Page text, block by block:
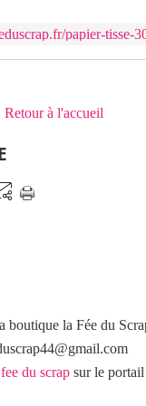
papier-tisse-
Retour à l'accueil
boutique la Fée du
du scrap sur le